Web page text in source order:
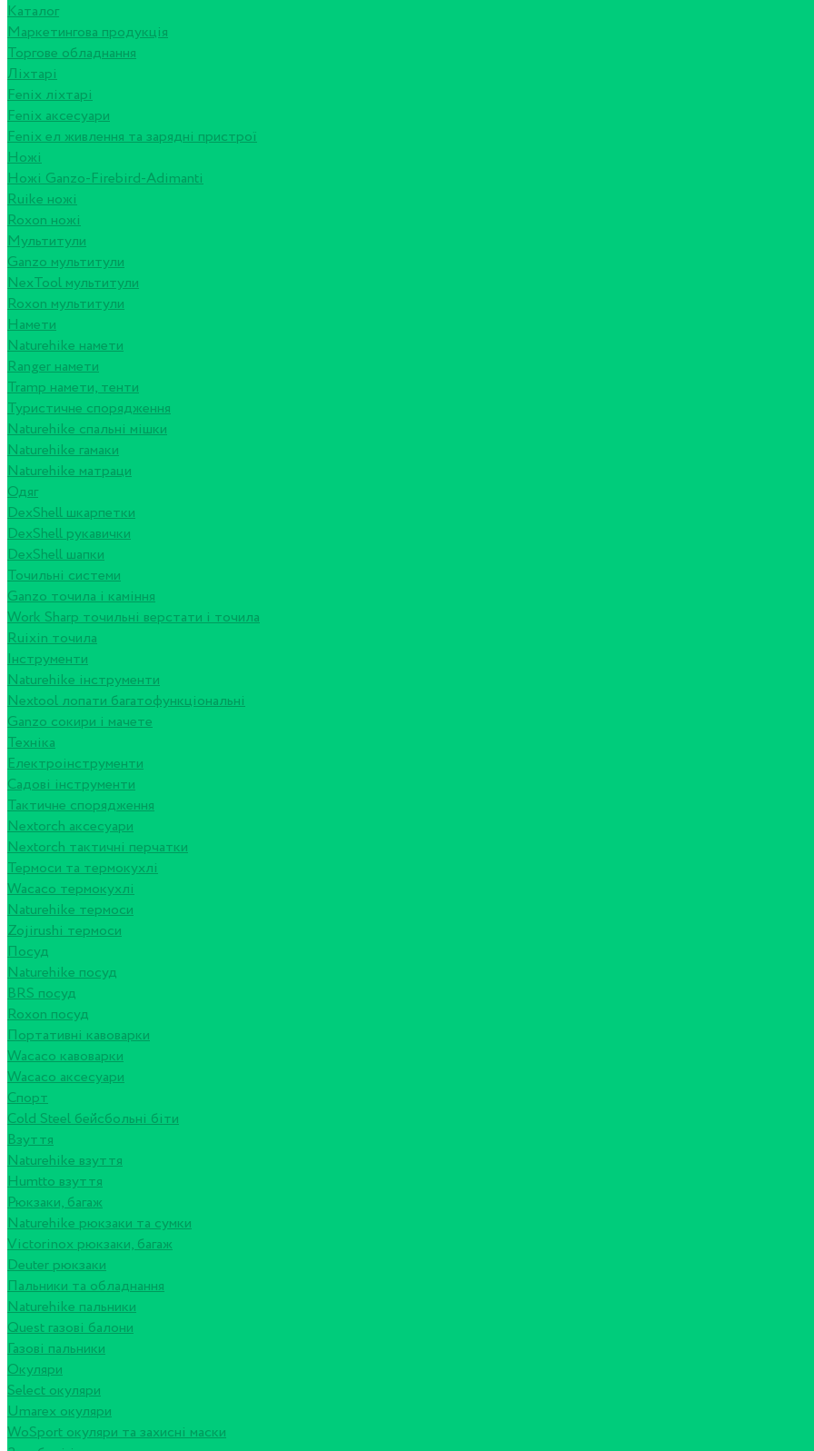
Каталог
Маркетингова продукція
Торгове обладнання
Ліхтарі
Fenix ліхтарі
Fenix аксесуари
Fenix ел живлення та зарядні пристрої
Ножі
Ножі Ganzo-Firebird-Adimanti
Ruike ножі
Roxon ножi
Мультитули
Ganzo мультитули
NexTool мультитули
Roxon мультитули
Намети
Naturehike намети
Ranger намети
Tramp намети, тенти
Туристичне спорядження
Naturehike спальні мішки
Naturehike гамаки
Naturehike матраци
Одяг
DexShell шкарпетки
DexShell рукавички
DexShell шапки
Точильні системи
Ganzo точила і каміння
Work Sharp точильні верстати і точила
Ruixin точила
Інструменти
Naturehike інструменти
Nextool лопати багатофункціональні
Ganzo сокири і мачете
Техніка
Електроінструменти
Садові інструменти
Тактичне спорядження
Nextorch аксесуари
Nextorch тактичні перчатки
Термоси та термокухлі
Wacaco термокухлі
Naturehike термоси
Zojirushi термоси
Посуд
Naturehike посуд
BRS посуд
Roxon посуд
Портативні кавоварки
Wacaco кавоварки
Wacaco аксесуари
Спорт
Cold Steel бейсбольні біти
Взуття
Naturehike взуття
Humtto взуття
Рюкзаки, багаж
Naturehike рюкзаки та сумки
Victorinox рюкзаки, багаж
Deuter рюкзаки
Пальники та обладнання
Naturehike пальники
Quest газові балони
Газові пальники
Окуляри
Select окуляри
Umarex окуляри
WoSport окуляри та захисні маски